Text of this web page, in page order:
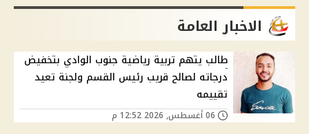
الاخبار العامة
طالب يتهم تربية رياضية جنوب الوادي بتخفيض
درجاته لصالح قريب رئيس القسم ولجنة تعيد
تقييمه